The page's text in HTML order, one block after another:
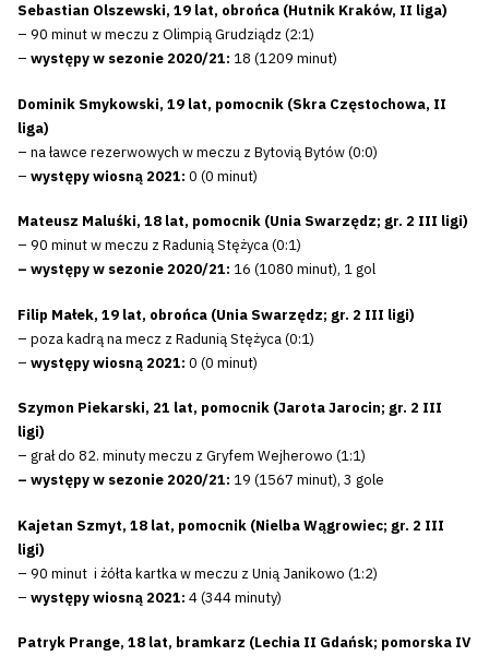
Sebastian Olszewski, 19 lat, obrońca (Hutnik Kraków, II liga)
– 90 minut w meczu z Olimpią Grudziądz (2:1)
– występy w sezonie 2020/21: 18 (1209 minut)
Dominik Smykowski, 19 lat, pomocnik (Skra Częstochowa, II
liga)
– na ławce rezerwowych w meczu z Bytovią Bytów (0:0)
– występy wiosną 2021: 0 (0 minut)
Mateusz Maluśki, 18 lat, pomocnik (Unia Swarzędz; gr. 2 III ligi)
– 90 minut w meczu z Radunią Stężyca (0:1)
– występy w sezonie 2020/21: 16 (1080 minut), 1 gol
Filip Małek, 19 lat, obrońca (Unia Swarzędz; gr. 2 III ligi)
– poza kadrą na mecz z Radunią Stężyca (0:1)
– występy wiosną 2021: 0 (0 minut)
Szymon Piekarski, 21 lat, pomocnik (Jarota Jarocin; gr. 2 III
ligi)
– grał do 82. minuty meczu z Gryfem Wejherowo (1:1)
– występy w sezonie 2020/21: 19 (1567 minut), 3 gole
Kajetan Szmyt, 18 lat, pomocnik (Nielba Wągrowiec; gr. 2 III
ligi)
– 90 minut i żółta kartka w meczu z Unią Janikowo (1:2)
– występy wiosną 2021: 4 (344 minuty)
Patryk Prange, 18 lat, bramkarz (Lechia II Gdańsk; pomorska IV